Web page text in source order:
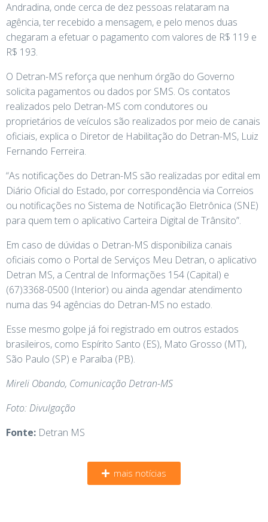
Andradina, onde cerca de dez pessoas relataram na
agência, ter recebido a mensagem, e pelo menos duas
chegaram a efetuar o pagamento com valores de R$ 119 e
R$ 193.
O Detran-MS reforça que nenhum órgão do Governo
solicita pagamentos ou dados por SMS. Os contatos
realizados pelo Detran-MS com condutores ou
proprietários de veículos são realizados por meio de canais
oficiais, explica o Diretor de Habilitação do Detran-MS, Luiz
Fernando Ferreira.
“As notificações do Detran-MS são realizadas por edital em
Diário Oficial do Estado, por correspondência via Correios
ou notificações no Sistema de Notificação Eletrônica (SNE)
para quem tem o aplicativo Carteira Digital de Trânsito”.
Em caso de dúvidas o Detran-MS disponibiliza canais
oficiais como o Portal de Serviços Meu Detran, o aplicativo
Detran MS, a Central de Informações 154 (Capital) e
(67)3368-0500 (Interior) ou ainda agendar atendimento
numa das 94 agências do Detran-MS no estado.
Esse mesmo golpe já foi registrado em outros estados
brasileiros, como Espírito Santo (ES), Mato Grosso (MT),
São Paulo (SP) e Paraíba (PB).
Mireli Obando, Comunicação Detran-MS
Foto: Divulgação
Fonte: Detran MS
mais notícias